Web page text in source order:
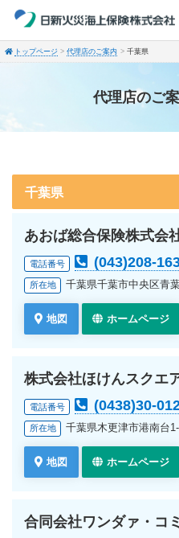
トップページ 代理店のご案内 千葉県
代理店のご
千葉県
あおば総合保険株式会
電話番号 (043)208-
所在地 千葉県千葉市中央区青
地図 ホームページ
株式会社ほけんスクエ
電話番号 (0438)30-
所在地 千葉県木更津市港南台
地図 ホームページ
合同会社ワンダァ・コ